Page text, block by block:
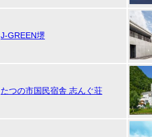
J-GREEN堺
たつの市国民宿舎 志んぐ荘